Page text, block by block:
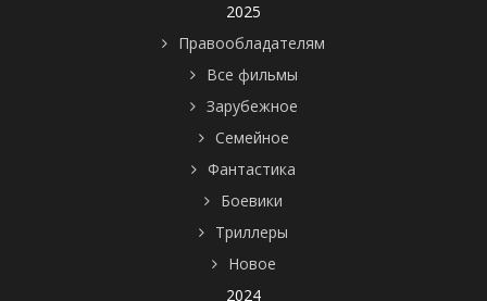
2025
Правообладателям
Все фильмы
Зарубежное
Семейное
Фантастика
Боевики
Триллеры
Новое
2024